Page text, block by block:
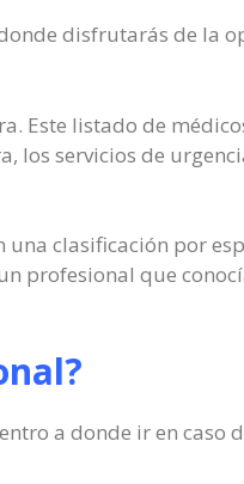
disfrutarás de la
Este listado de
los servicios de
una clasificación por
profesional que
a donde ir en caso